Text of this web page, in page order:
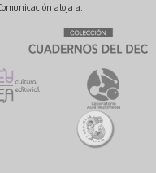
aloja a: